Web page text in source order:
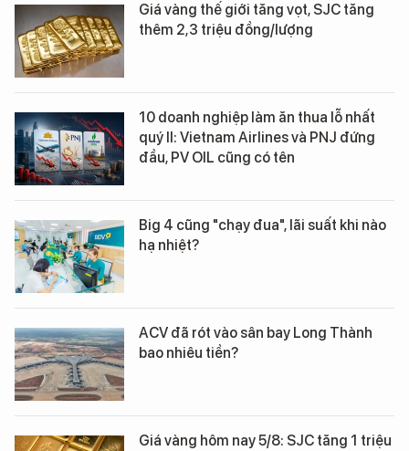
Giá vàng thế giới tăng vọt, SJC tăng
thêm 2,3 triệu đồng/lượng
10 doanh nghiệp làm ăn thua lỗ nhất
quý II: Vietnam Airlines và PNJ đứng
đầu, PV OIL cũng có tên
Big 4 cũng "chạy đua", lãi suất khi nào
hạ nhiệt?
ACV đã rót vào sân bay Long Thành
bao nhiêu tiền?
Giá vàng hôm nay 5/8: SJC tăng 1 triệu